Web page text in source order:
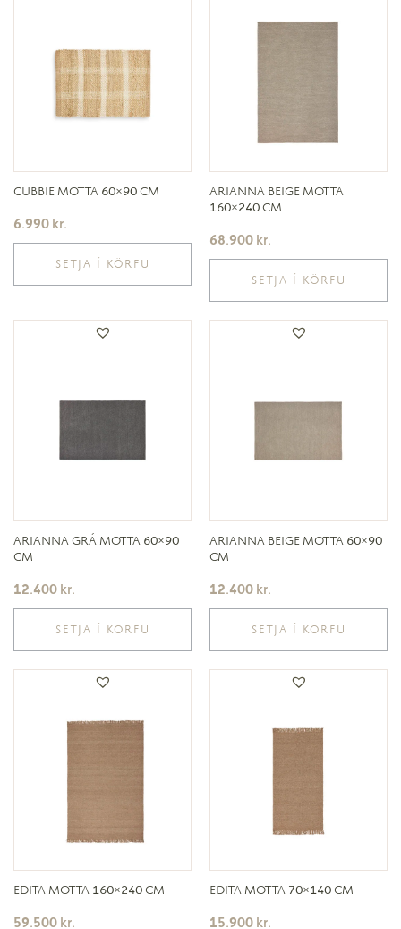
CUBBIE MOTTA 60×90 CM
6.990 kr.
SETJA Í KÖRFU
ARIANNA BEIGE MOTTA
160×240 CM
68.900 kr.
SETJA Í KÖRFU
ARIANNA GRÁ MOTTA 60×90
CM
12.400 kr.
SETJA Í KÖRFU
ARIANNA BEIGE MOTTA 60×90
CM
12.400 kr.
SETJA Í KÖRFU
EDITA MOTTA 160×240 CM
59.500 kr.
EDITA MOTTA 70×140 CM
15.900 kr.